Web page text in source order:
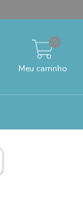
Meu carrinho
0